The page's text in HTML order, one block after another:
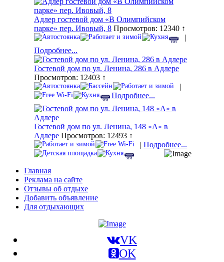
Адлер гостевой дом «В Олимпийском
парке» пер. Ивовый, 8 Просмотров: 12340 ↑
|
Подробнее...
Гостевой дом по ул. Ленина, 286 в Адлере
Просмотров: 12403 ↑
|
Подробнее...
Гостевой дом по ул. Ленина, 148 «А» в
Адлере Просмотров: 12493 ↑
| Подробнее...
Главная
Реклама на сайте
Отзывы об отдыхе
Добавить объявление
Для отдыхающих
VK
OK